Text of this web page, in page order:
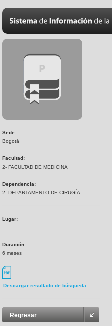
Sede:
Bogotá
Facultad:
2- FACULTAD DE MEDICINA
Dependencia:
2- DEPARTAMENTO DE CIRUGÍA
Lugar:
---
Duración:
6 meses
Descargar resultado de búsqueda
Regresar